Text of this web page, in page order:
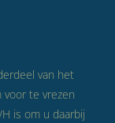
van het
voor te vrezen
is om u daarbij